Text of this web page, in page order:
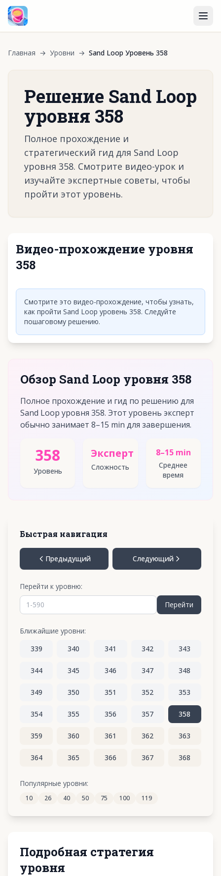
Главная → Уровни → Sand Loop Уровень 358
Решение Sand Loop
уровня 358
Полное прохождение и
стратегический гид для Sand Loop
уровня 358. Смотрите видео-урок и
изучайте экспертные советы, чтобы
пройти этот уровень.
Видео-прохождение уровня
358
Смотрите это видео-прохождение, чтобы узнать,
как пройти Sand Loop уровень 358. Следуйте
пошаговому решению.
Обзор Sand Loop уровня 358
Полное прохождение и гид по решению для
Sand Loop уровня 358. Этот уровень эксперт
обычно занимает 8–15 min для завершения.
358
Уровень
Эксперт
Сложность
8–15 min
Среднее
время
Быстрая навигация
Предыдущий Следующий
Перейти к уровню:
Перейти
Ближайшие уровни:
339
340 341 342 343
344 345 346 347 348
349 350 351 352 353
354 355 356 357 358
359 360 361 362 363
364 365 366 367 368
374 375 376 377
Популярные уровни:
10 26 40 50 75 100 119
Подробная стратегия
уровня